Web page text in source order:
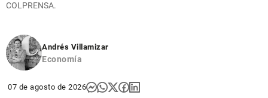
COLPRENSA.
Andrés Villamizar
Economía
07 de agosto de 2026